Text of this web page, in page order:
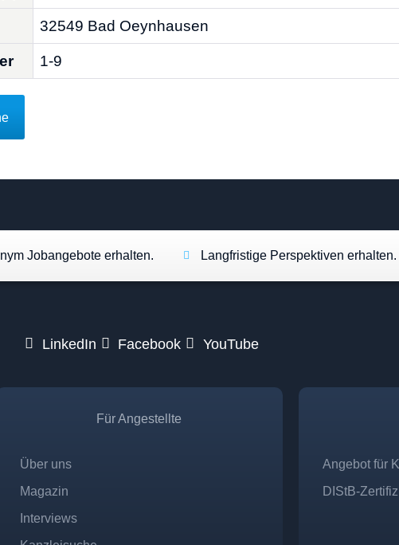
32549 Bad Oeynhausen
1-9
Jobangebote erhalten. Langfristige Perspektiven erhalten.
LinkedIn Facebook YouTube
Für Angestellte
Über uns
Magazin
Interviews
Angebot für
DIStB-